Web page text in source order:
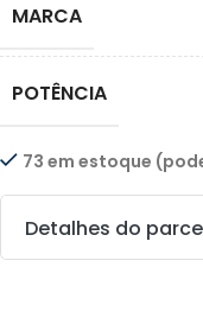
MARCA
POTÊNCIA
73 em estoque
Detalhes do